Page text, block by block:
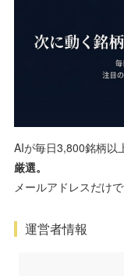
AIが毎日3,800銘柄以
厳選。
メールアドレスだけ
運営者情報